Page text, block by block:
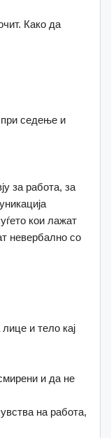
Како да
седење и
за работа, за
кои лажат
невербално со
и тело кај
и да не
на работа,